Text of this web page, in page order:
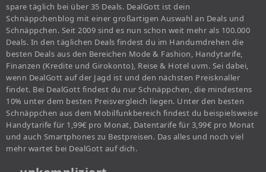
spare täglich bei über 35 Deals. DealGott ist dein
Schnäppchenblog mit einer großartigen Auswahl an Deals und
Schnäppchen. Seit 2009 sind es nun schon weit mehr als 100.000
Deals. In den täglichen Deals findest du im Handumdrehen die
besten Deals aus den Bereichen Mode & Fashion, Handytarife,
Finanzen (Kredite und Girokonto), Reise & Hotel uvm. Sei dabei,
wenn DealGott auf der Jagd ist und den nächsten Preisknaller
findet. Bei DealGott findest du nur Schnäppchen, die mindestens
10% unter dem besten Preisvergleich liegen. Unter den besten
Schnäppchen aus dem Mobilfunkbereich findest du beispielsweise
Handytarife für 1,99€ pro Monat, Datentarife für 3,99€ pro Monat
und auch Smartphones zu Bestpreisen. Das alles und noch viel
mehr wartet bei DealGott auf dich.